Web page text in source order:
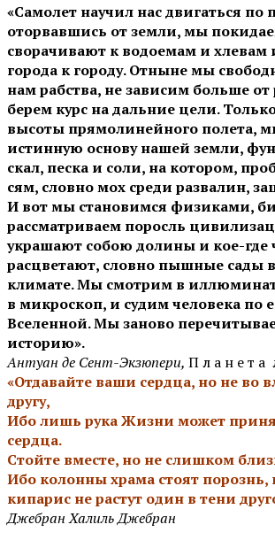
«Самолет научил нас двигаться по
оторвавшись от земли, мы
сворачивают к водоемам и хлевам
города к городу. Отныне мы
нам рабства, не зависим больше
берем курс на дальние цели.
высоты прямолинейного полета,
истинную основу нашей земли,
скал, песка и соли, на котором,
сям, словно мох среди развалин,
И вот мы становимся физиками,
рассматриваем поросль
украшают собою долины и кое-где
расцветают, словно пышные сады
климате. Мы смотрим в
в микроскоп, и судим человека по
Вселенной. Мы заново
историю».
Антуан де Сент-Экзюпери, П л а н е т а
«Отдавайте ваши сердца, но не во
другу,
Ибо лишь рука Жизни может
сердца.
Стойте вместе, но не слишком
Ибо колонны храма стоят порознь,
кипарис не растут один в тени
Джебран Халиль Джебран